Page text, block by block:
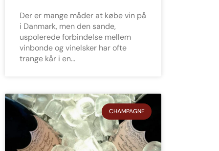
Der er mange måder at købe vin på
i Danmark, men den sande,
uspolerede forbindelse mellem
vinbonde og vinelsker har ofte
trange kår i en
CHAMPAGNE